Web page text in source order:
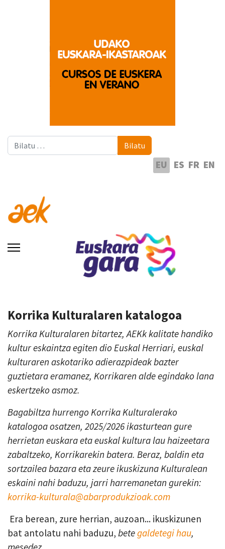
Bilatu Bilatu
EU ES FR EN
Korrika Kulturalaren katalogoa
Korrika Kulturalaren bitartez, AEKk kalitate handiko
kultur eskaintza egiten dio Euskal Herriari, euskal
kulturaren askotariko adierazpideak bazter
guztietara eramanez, Korrikaren alde egindako lana
eskertzeko asmoz.
Bagabiltza hurrengo Korrika Kulturalerako
katalogoa osatzen, 2025/2026 ikasturtean gure
herrietan euskara eta euskal kultura lau haizeetara
zabaltzeko, Korrikarekin batera. Beraz, baldin eta
sortzailea bazara eta zeure ikuskizuna Kulturalean
eskaini nahi baduzu, jarri harremanetan gurekin:
korrika-kulturala@abarprodukzioak.com
Era berean, zure herrian, auzoan... ikuskizunen
bat antolatu nahi baduzu, betegaldetegi hau,